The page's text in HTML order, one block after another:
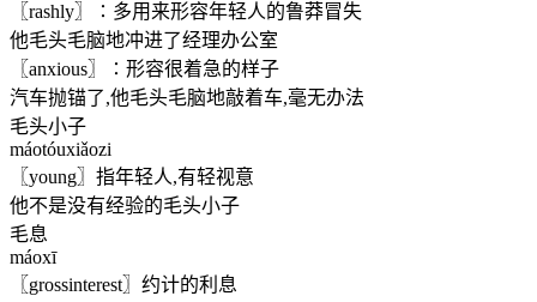
〖rashly〗∶多用来形容年轻人的鲁莽冒失
他毛头毛脑地冲进了经理办公室
〖anxious〗∶形容很着急的样子
汽车抛锚了,他毛头毛脑地敲着车,毫无办法
毛头小子
máotóuxiǎozi
〖young〗指年轻人,有轻视意
他不是没有经验的毛头小子
毛息
máoxī
〖grossinterest〗约计的利息